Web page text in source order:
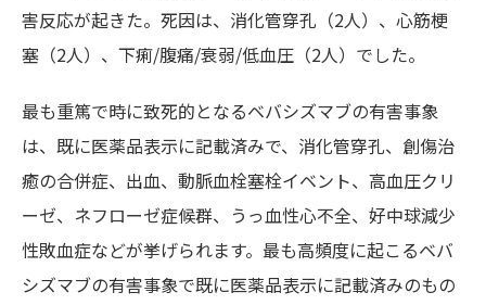
害反応が起きた。死因は、消化管穿孔（2人）、心筋梗
塞（2人）、下痢/腹痛/衰弱/低血圧（2人）でした。
最も重篤で時に致死的となるベバシズマブの有害事象
は、既に医薬品表示に記載済みで、消化管穿孔、創傷治
癒の合併症、出血、動脈血栓塞栓イベント、高血圧クリ
ーゼ、ネフローゼ症候群、うっ血性心不全、好中球減少
性敗血症などが挙げられます。最も高頻度に起こるベバ
シズマブの有害事象で既に医薬品表示に記載済みのもの